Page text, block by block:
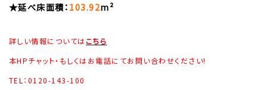
★延べ床面積： 103.92m²
詳しい情報についてはこちら
本HPチャット・もしくはお電話にてお問い合わせください!
TEL：0120-143-100